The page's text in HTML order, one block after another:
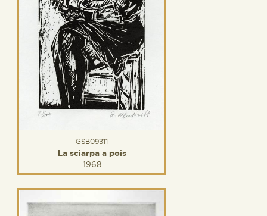
GSB09311
La sciarpa a pois
1968